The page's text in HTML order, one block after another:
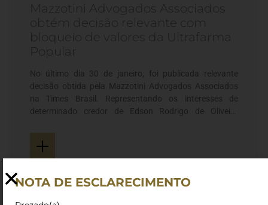
Mazzotini Advogados Associados
obtém decisão relevante com
bloqueio de valores da Ultrafarma
Popular
No último dia 30 de janeiro, foi publicada relevante
decisão obtida pela Mazzotini Advogados Associados
na Times Brasil. Representando os interesses de
determinado credor de Edson Rodrigo de Oliveira
de Incidente de Desconsideração da Personalidade
Jurídica. De acordo com o Dr. Luiz Valdez, juiz condutor
+
NOTA DE ESCLARECIMENTO